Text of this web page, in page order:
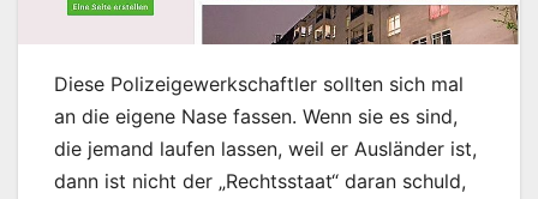
Diese Polizeigewerkschaftler sollten sich mal
an die eigene Nase fassen. Wenn sie es sind,
die jemand laufen lassen, weil er Ausländer ist,
dann ist nicht der „Rechtsstaat“ daran schuld,